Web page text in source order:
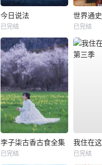
今日说法
已完结
世界通史
已完结
李子柒古香古食全集
已完结 已完结